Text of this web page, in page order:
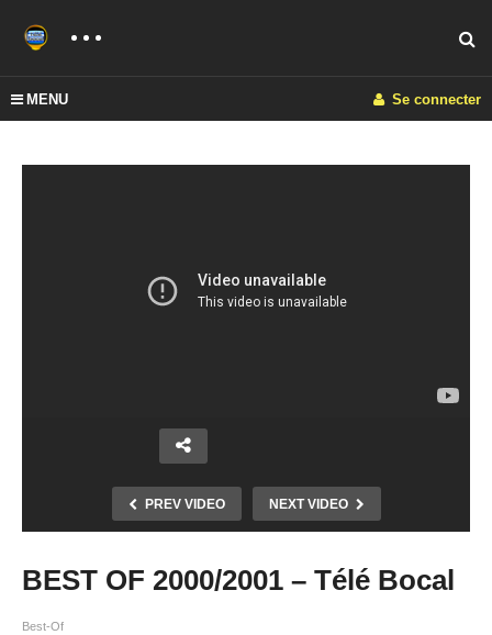
MENU Se connecter
PREV VIDEO NEXT VIDEO
BEST OF 2000/2001 – Télé Bocal
Best-Of